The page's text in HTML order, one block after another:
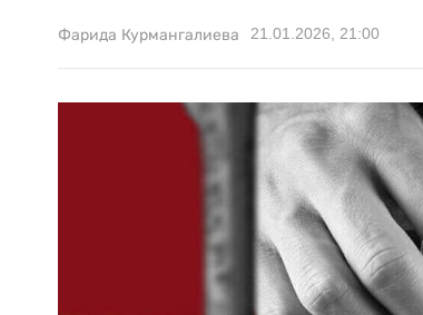
Фарида Курмангалиева 21.01.2026, 21:00